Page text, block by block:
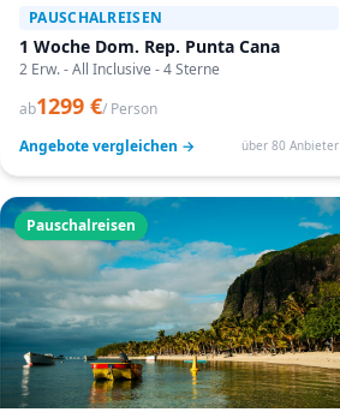
PAUSCHALREISEN
1 Woche Dom. Rep. Punta Cana
2 Erw. - All Inclusive - 4 Sterne
ab1299 €/ Person
Angebote vergleichen →
über 80 Anbieter
Pauschalreisen